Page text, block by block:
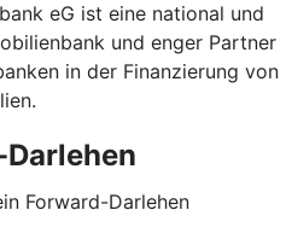
eG ist eine national und
und enger Partner
in der Finanzierung von
Darlehen
Forward-Darlehen